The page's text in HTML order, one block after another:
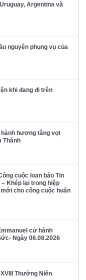
Argentina và
nguyện phụng vụ của
khi đang đi trên
hương tăng vọt
Thánh
cuộc loan báo Tin
Khép lại trong hiệp
cho công cuộc huấn
cử hành
Ngày 06.08.2026
Thường Niên